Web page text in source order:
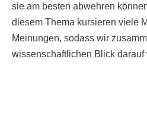
sie am besten abwehren
diesem Thema kursieren viele
Meinungen, sodass wir
wissenschaftlichen Blick darauf